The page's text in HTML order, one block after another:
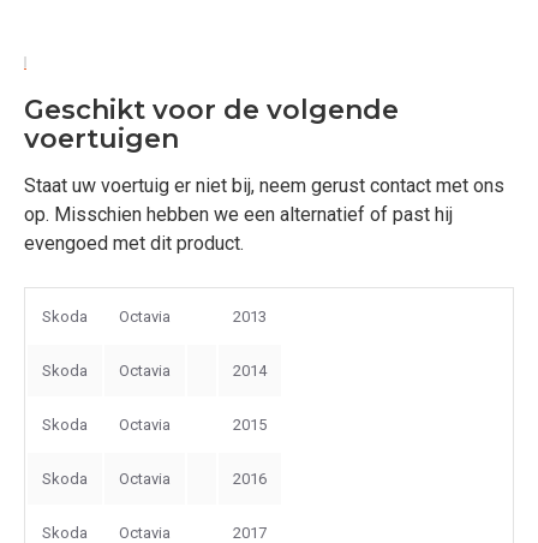
Geschikt voor de volgende
voertuigen
Staat uw voertuig er niet bij, neem gerust contact met ons
op. Misschien hebben we een alternatief of past hij
evengoed met dit product.
Skoda Octavia 2013
Skoda Octavia 2014
Skoda Octavia 2015
Skoda Octavia 2016
Skoda Octavia 2017